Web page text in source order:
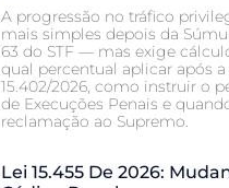
A progressão no tráfico
mais simples depois da
63 do STF — mas exige
qual percentual aplicar após a
15.402/2026, como instruir o
de Execuções Penais e
reclamação ao Supremo.
Lei 15.455 De 2026: